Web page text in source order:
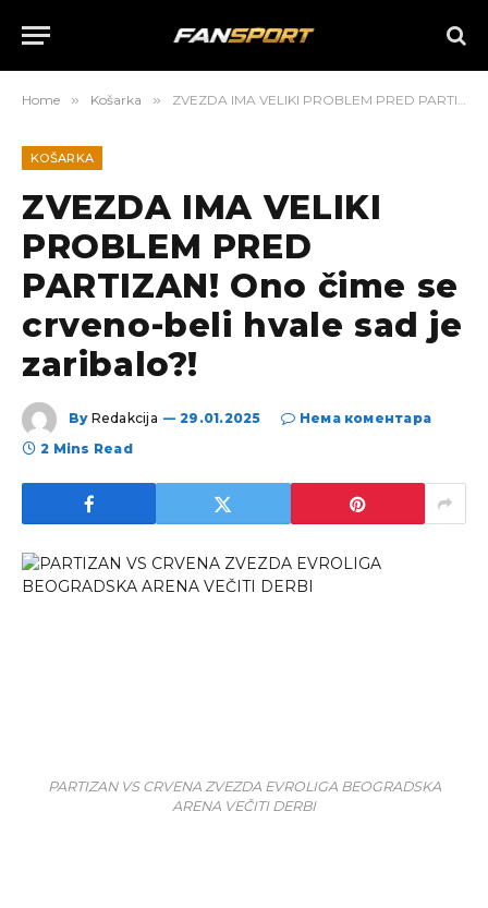
Home » Košarka » ZVEZDA IMA VELIKI PROBLEM PRED PARTIZAN! Ono čime se crveno-beli hvale sad je zaribalo?!
KOŠARKA
ZVEZDA IMA VELIKI
PROBLEM PRED
PARTIZAN! Ono čime se
crveno-beli hvale sad je
zaribalo?!
By Redakcija 29.01.2025
Нема коментара
2 Mins Read
PARTIZAN VS CRVENA ZVEZDA EVROLIGA BEOGRADSKA
ARENA VEČITI DERBI